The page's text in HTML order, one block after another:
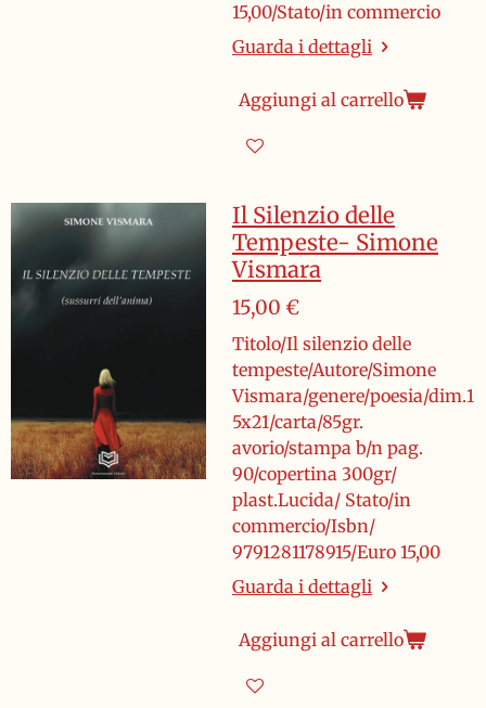
15,00/Stato/in commercio
Guarda i dettagli
Aggiungi al carrello
Il Silenzio delle
Tempeste- Simone
Vismara
15,00 €
Titolo/Il silenzio delle
tempeste/Autore/Simone
Vismara/genere/poesia/dim.1
5x21/carta/85gr.
avorio/stampa b/n pag.
90/copertina 300gr/
plast.Lucida/ Stato/in
commercio/Isbn/
9791281178915/Euro 15,00
Guarda i dettagli
Aggiungi al carrello